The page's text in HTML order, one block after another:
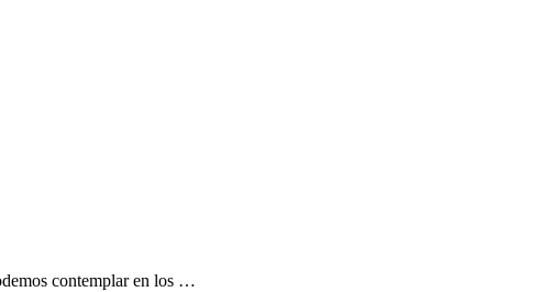
contemplar en los …